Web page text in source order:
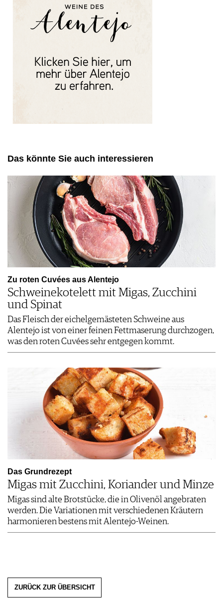
Das könnte Sie auch interessieren
Zu roten Cuvées aus Alentejo
Schweinekotelett mit Migas, Zucchini
und Spinat
Das Fleisch der eichelgemästeten Schweine aus
Alentejo ist von einer feinen Fettmaserung durchzogen,
was den roten Cuvées sehr entgegen kommt.
Das Grundrezept
Migas mit Zucchini, Koriander und Minze
Migas sind alte Brotstücke, die in Olivenöl angebraten
werden. Die Variationen mit verschiedenen Kräutern
harmonieren bestens mit Alentejo-Weinen.
ZURÜCK ZUR ÜBERSICHT